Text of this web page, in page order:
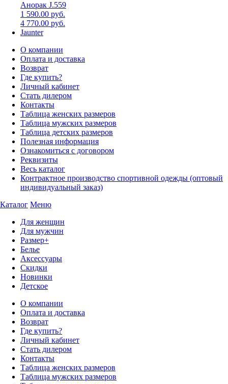
Анорак J.559
1 590.00 руб.
4 770.00 руб.
Jaunter
О компании
Оплата и доставка
Возврат
Где купить?
Личный кабинет
Стать дилером
Контакты
Таблица женских размеров
Таблица мужских размеров
Таблица детских размеров
Полезная информация
Ознакомиться с договором
Реквизиты
Весь каталог
Контрактное производство спортивной одежды (оптовый
индивидуальный заказ)
Каталог Меню
Для женщин
Для мужчин
Размер+
Белье
Аксессуары
Скидки
Новинки
Детское
О компании
Оплата и доставка
Возврат
Где купить?
Личный кабинет
Стать дилером
Контакты
Таблица женских размеров
Таблица мужских размеров